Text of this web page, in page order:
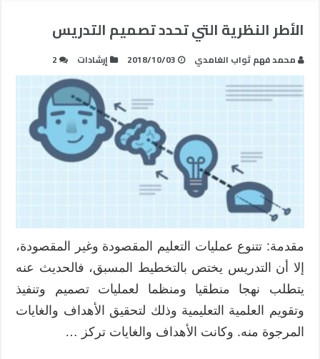
الأطر النظرية التي تحدد تصميم التدريس
محمد فهم ثواب الغامدي 2018/10/03 إرشادات 2
مقدمة: تتنوع عمليات التعليم المقصودة وغير المقصودة،
إلا أن التدريس يختص بالتخطيط المسبق، فالحديث عنه
يتطلب نهجا منطقيا ومنظما لعمليات تصميم وتنفيذ
وتقويم العلمية التعليمية وذلك لتحقيق الأهداف والغايات
المرجوة منه. وكانت الأهداف والغايات تركز …